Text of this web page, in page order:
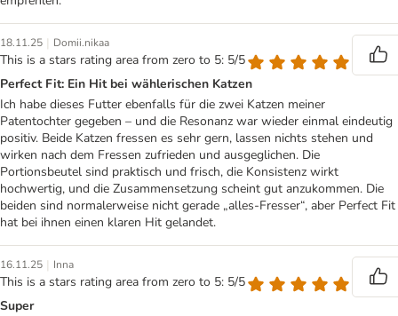
18.11.25 | Domii.nikaa
This is a stars rating area from zero to 5: 5/5
Perfect Fit: Ein Hit bei wählerischen Katzen
Ich habe dieses Futter ebenfalls für die zwei Katzen meiner
Patentochter gegeben – und die Resonanz war wieder einmal eindeutig
positiv. Beide Katzen fressen es sehr gern, lassen nichts stehen und
wirken nach dem Fressen zufrieden und ausgeglichen. Die
Portionsbeutel sind praktisch und frisch, die Konsistenz wirkt
hochwertig, und die Zusammensetzung scheint gut anzukommen. Die
beiden sind normalerweise nicht gerade „alles-Fresser“, aber Perfect Fit
hat bei ihnen einen klaren Hit gelandet.
16.11.25 | Inna
This is a stars rating area from zero to 5: 5/5
Super